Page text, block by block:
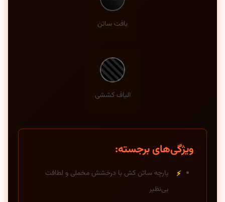
بافت ساتن
الیاف کششی
ویژگی‌های برجسته:
پارچه ساتن کش با درخشش مخملی و لطافت
بی‌نظیر